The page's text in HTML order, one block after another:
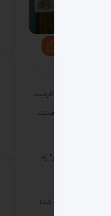
روز ، توضیح داد: “از جمله استفاده از این نمایشگاه و ظرفیت
که در این جنگ هستند
وی گفت: “در نتیجه ، دیوار انقلاب مربع تهران در روز دوشنبه 9 ژوئیه با طراحی محمد رعزا محمد محمد محمد محمد در یک جنگ 6 روزه با شعار” راه
گویی توسط این کودکان کشیده شده